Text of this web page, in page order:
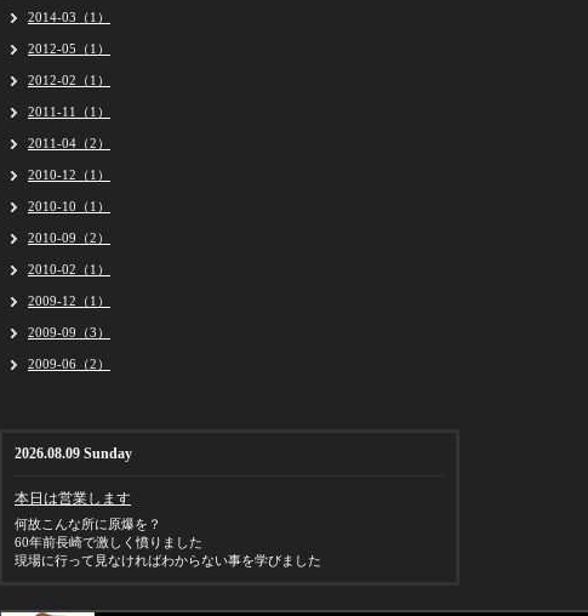
2014-03（1）
2012-05（1）
2012-02（1）
2011-11（1）
2011-04（2）
2010-12（1）
2010-10（1）
2010-09（2）
2010-02（1）
2009-12（1）
2009-09（3）
2009-06（2）
2026.08.09 Sunday
本日は営業します
何故こんな所に原爆を？
60年前長崎で激しく憤りました
現場に行って見なければわからない事を学びました